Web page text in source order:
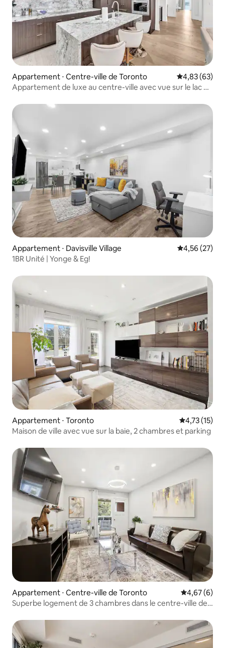
Appartement ⋅ Centre-ville de Toronto Évaluation
4,83 (63)
Appartement de luxe au centre-ville avec vue sur le lac +
Appartement ⋅ Davisville Village Évaluation
4,56 (27)
1BR Unité | Yonge & Eg!
Appartement ⋅ Toronto Évaluation
4,73 (15)
Maison de ville avec vue sur la baie, 2 chambres et parking
Appartement ⋅ Centre-ville de Toronto Évaluation
4,67 (6)
Superbe logement de 3 chambres dans le centre-ville de